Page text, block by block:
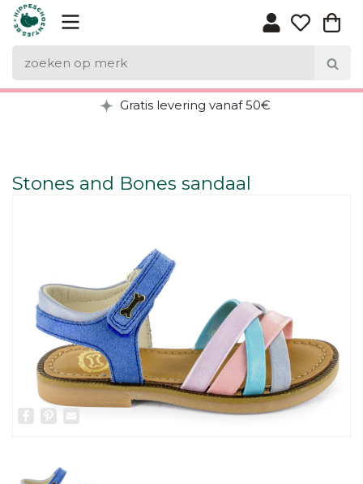
Gratis levering vanaf 50€
Stones and Bones sandaal
Facebook
Pinterest